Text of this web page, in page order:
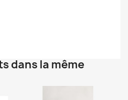
dans la même